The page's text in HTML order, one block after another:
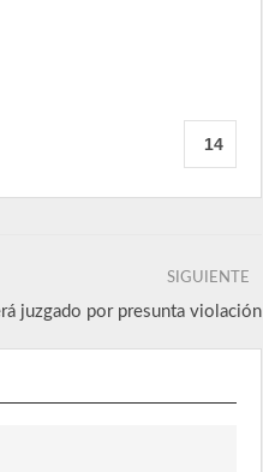
14
SIGUIENTE
juzgado por presunta violación